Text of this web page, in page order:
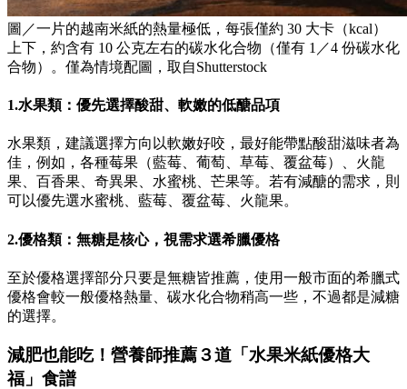
圖／一片的越南米紙的熱量極低，每張僅約 30 大卡（kcal）
上下，約含有 10 公克左右的碳水化合物（僅有 1／4 份碳水化
合物）。僅為情境配圖，取自Shutterstock
1.水果類：優先選擇酸甜、軟嫩的低醣品項
水果類，建議選擇方向以軟嫩好咬，最好能帶點酸甜滋味者為
佳，例如，各種莓果（藍莓、葡萄、草莓、覆盆莓）、火龍
果、百香果、奇異果、水蜜桃、芒果等。若有減醣的需求，則
可以優先選水蜜桃、藍莓、覆盆莓、火龍果。
2.優格類：無糖是核心，視需求選希臘優格
至於優格選擇部分只要是無糖皆推薦，使用一般市面的希臘式
優格會較一般優格熱量、碳水化合物稍高一些，不過都是減糖
的選擇。
減肥也能吃！營養師推薦３道「水果米紙優格大
福」食譜